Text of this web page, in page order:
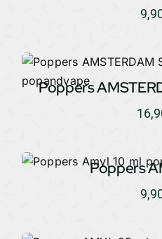
Poppers
Poppers